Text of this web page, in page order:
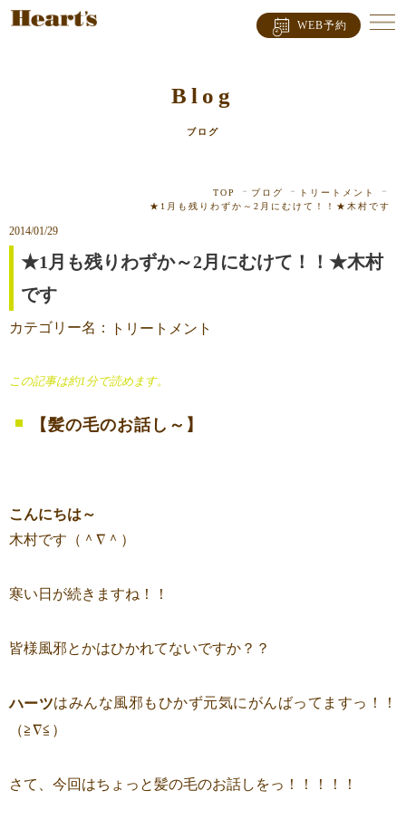
Blog
ブログ
TOP ブログ
トリートメント
★1月も残りわずか～2月にむけて！！★木村です
WEB予約
2014/01/29
★1月も残りわずか～2月にむけて！！★木村
です
カテゴリー名： トリートメント
この記事は約1分で読めます。
【髪の毛のお話し～】
こんにちは～
木村です（＾∇＾）
寒い日が続きますね！！
皆様風邪とかはひかれてないですか？？
ハーツはみんな風邪もひかず元気にがんばってますっ！！
（≧∇≦）
さて、今回はちょっと髪の毛のお話しをっ！！！！！